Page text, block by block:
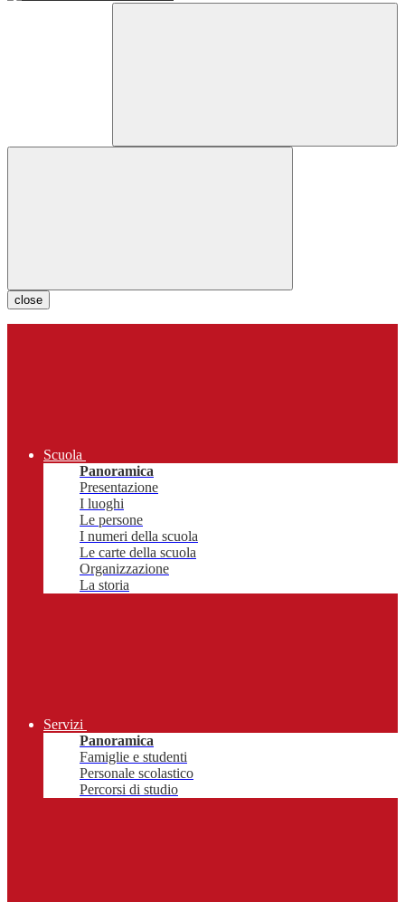
close
Scuola
Panoramica
Presentazione
I luoghi
Le persone
I numeri della scuola
Le carte della scuola
Organizzazione
La storia
Servizi
Panoramica
Famiglie e studenti
Personale scolastico
Percorsi di studio